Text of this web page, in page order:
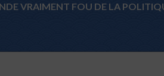
VRAIMENT FOU DE LA